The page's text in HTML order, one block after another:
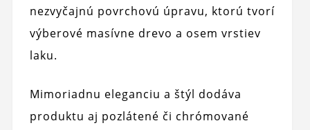
nezvyčajnú povrchovú úpravu, ktorú tvorí
výberové masívne drevo a osem vrstiev
laku.
Mimoriadnu eleganciu a štýl dodáva
produktu aj pozlátené či chrómované